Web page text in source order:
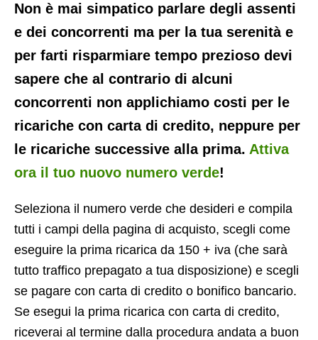
Non è mai simpatico parlare degli assenti
e dei concorrenti ma per la tua serenità e
per farti risparmiare tempo prezioso devi
sapere che al contrario di alcuni
concorrenti non applichiamo costi per le
ricariche con carta di credito, neppure per
le ricariche successive alla prima. Attiva
ora il tuo nuovo numero verde!
Seleziona il numero verde che desideri e compila
tutti i campi della pagina di acquisto, scegli come
eseguire la prima ricarica da 150 + iva (che sarà
tutto traffico prepagato a tua disposizione) e scegli
se pagare con carta di credito o bonifico bancario.
Se esegui la prima ricarica con carta di credito,
riceverai al termine dalla procedura andata a buon